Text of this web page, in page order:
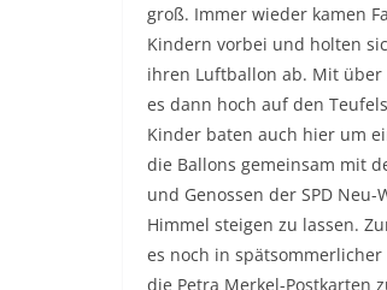
groß. Immer wieder kamen
Kindern vorbei und holten
ihren Luftballon ab. Mit über
es dann hoch auf den
Kinder baten auch hier um
die Ballons gemeinsam mit
und Genossen der SPD Neu-
Himmel steigen zu lassen.
es noch in
die Petra Merkel-Postkarten